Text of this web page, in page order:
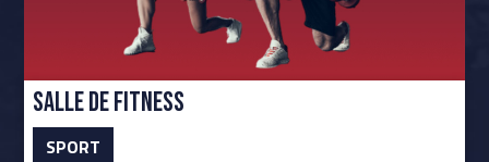
Salle de Fitness
SPORT